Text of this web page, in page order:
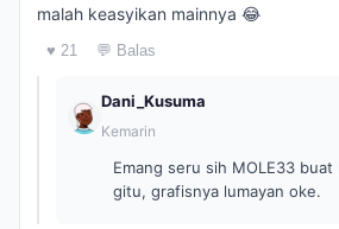
malah keasyikan mainnya 😂
♥ 21 💬 Balas
Dani_Kusuma
Kemarin
Emang seru sih MOLE33
gitu, grafisnya lumayan oke.